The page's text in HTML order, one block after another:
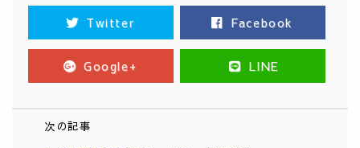
Twitter Facebook
Google+ LINE
次の記事